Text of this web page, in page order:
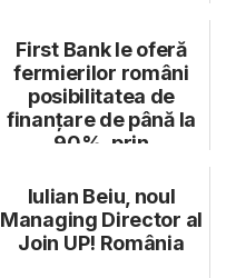
First Bank le oferă
fermierilor români
posibilitatea de
finanțare de până la
90%, prin
Iulian Beiu, noul
Managing Director al
Join UP! România